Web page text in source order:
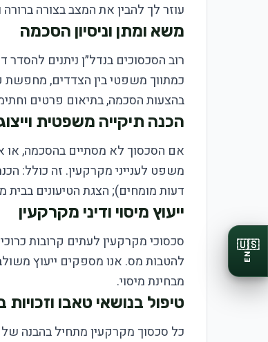
עוזר לך להבין את המצב בצורה
משא ומתן וניסיון הסכמה
רוב הסכסוכים בנדל״ן ניתנים
כמתווך משפטי בין הצדדים, מחפשת
בהצעות הסכמה, בתיאום פרטים
הכנה תיקייה משפטית
אם הסכסוך לא מסתיים בהסכמה, או
משפט לענייני מקרקעין. זה כולל:
דעות מומחים); הצגת הטיעונים
ייעוץ מיסוי ודיני מקרקעין
סכסוכי מקרקעין לעתים קרובות
להטבות מס. אנו מספקים ייעוץ
מבחינת מיסוי.
טיפול בנושאי טאבו וזכויות
כל סכסוך מקרקעין מתחיל בהבנה
🇺🇸
EN